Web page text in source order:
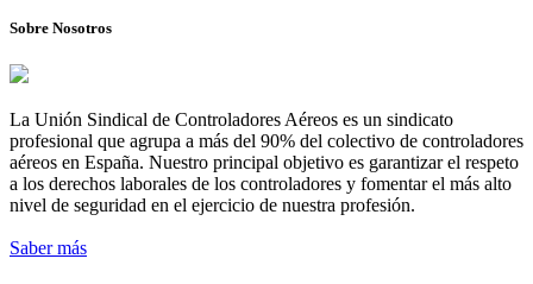
Sobre Nosotros
La Unión Sindical de Controladores Aéreos es un sindicato
profesional que agrupa a más del 90% del colectivo de controladores
aéreos en España. Nuestro principal objetivo es garantizar el respeto
a los derechos laborales de los controladores y fomentar el más alto
nivel de seguridad en el ejercicio de nuestra profesión.
Saber más